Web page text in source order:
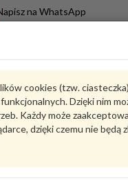
na WhatsApp
cookies (tzw.
Dzięki nim
Każdy może
dzięki czemu nie będą
AUDI SEAT SKODA